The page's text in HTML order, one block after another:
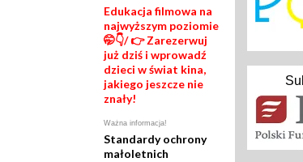
Edukacja filmowa na
najwyższym poziomie
🤭👇/ 👉 Zarezerwuj
już dziś i wprowadź
dzieci w świat kina,
jakiego jeszcze nie
znały!
Ważna informacja!
Standardy ochrony
małoletnich